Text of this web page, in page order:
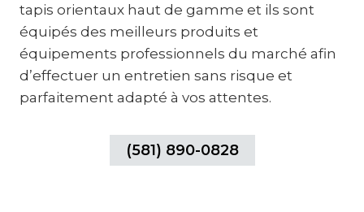
tapis orientaux haut de gamme et ils sont
équipés des meilleurs produits et
équipements professionnels du marché afin
d’effectuer un entretien sans risque et
parfaitement adapté à vos attentes.
(581) 890-0828